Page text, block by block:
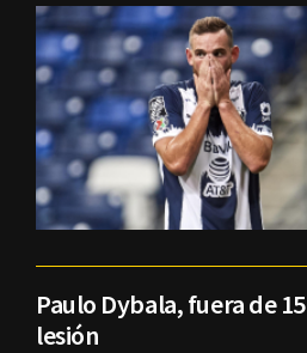
Paulo Dybala, fuera de
lesión